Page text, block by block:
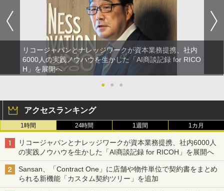
リコージャパンとナレッジワークが資本業務提携、社内
6000人の実践ノウハウを生かした「AI商談記録 for RICO
H」を展開へ
●
● ●
アクセスランキング
1時間 24時間 1週間 1カ月
リコージャパンとナレッジワークが資本業務提携、社内6000人
の実践ノウハウを生かした「AI商談記録 for RICOH」を展開へ
Sansan、「Contract One」に店舗や物件単位で契約書をまとめ
られる新機能「カスタム契約ツリー」を追加